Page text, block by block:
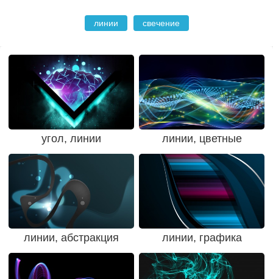
линии свечение
угол, линии линии, цветные
линии, абстракция линии, графика